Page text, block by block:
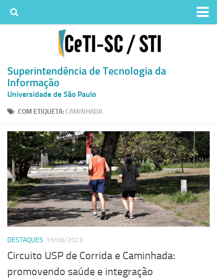
Quem somos
Histórico
Metas e ações
Superintendência de TI
Atendimento
Solicitar um serviço
Atendimento ao Usuário
Serviços
Reserva de espaços físicos
Competências
Infraestrutura
Superintendência de Tecnologia da
Informação
Universidade de São Paulo
COM ETIQUETA: CAMINHADA
DESTAQUES 19/06/2023
Circuito USP de Corrida e Caminhada:
promovendo saúde e integração